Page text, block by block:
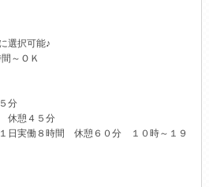
選択可能♪
間～ＯＫ
分
休憩４５分
日実働８時間 休憩６０分 １０時～１９